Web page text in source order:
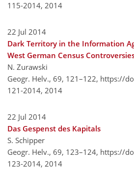
115-2014, 2014
22 Jul 2014
Dark Territory in the Information
West German Census
N. Zurawski
Geogr. Helv., 69, 121–122, https://
121-2014, 2014
22 Jul 2014
Das Gespenst des Kapitals
S. Schipper
Geogr. Helv., 69, 123–124, https://
123-2014, 2014